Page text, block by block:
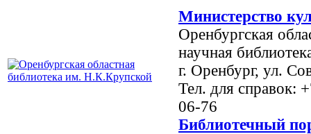
Министерство
Оренбургская
научная
г. Оренбург, ул.
Тел. для справок:
06-76
Библиотечный